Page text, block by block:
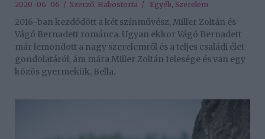
2020-06-06 / Szerző: Habostorta / Egyéb, Szerelem
2016-ban kezdődött a két színművész, Miller Zoltán és
Vágó Bernadett románca. Ugyan ekkor Vágó Bernadett
már lemondott a nagy szerelemről és a teljes családi élet
gondolatáról, ám mára Miller Zoltán felesége és van egy
közös gyermekük, Bella.